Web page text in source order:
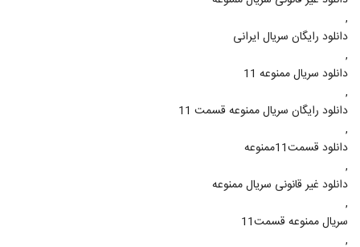
,
دانلود رایگان سریال ایرانی
,
دانلود سریال ممنوعه 11
,
دانلود رایگان سریال ممنوعه قسمت 11
,
دانلود قسمت11ممنوعه
,
دانلود غیر قانونی سریال ممنوعه
,
سريال ممنوعه قسمت11
,